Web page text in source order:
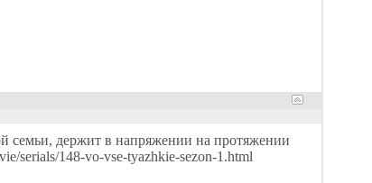
семьи, держит в напряжении на протяжении
serials/148-vo-vse-tyazhkie-sezon-1.html